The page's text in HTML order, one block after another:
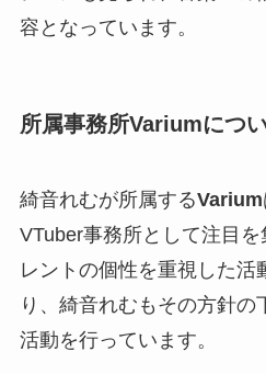
容となっています。
所属事務所Variumにつ
綺音れむが所属するVarium
VTuber事務所として注目
レントの個性を重視した活
り、綺音れむもその方針
活動を行っています。